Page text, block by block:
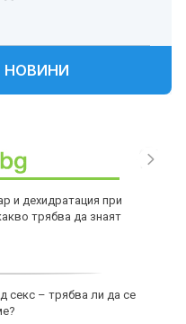
НОВИНИ
и дехидратация при
трябва да знаят
секс – трябва ли да се